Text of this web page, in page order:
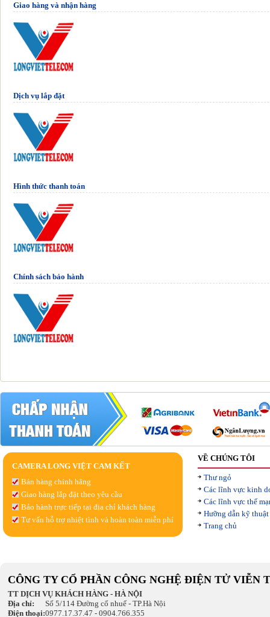
Giao hàng và nhận hàng
Dịch vụ lắp đặt
Hình thức thanh toán
Chính sách bảo hành
CAMERA LONG VIỆT CAM KẾT
Bán hàng chính hãng
Giao hàng lắp đặt theo yêu cầu
Bảo hành trực tiếp tại địa chỉ khách hàng
Tư vấn hỗ trợ nhiệt tình và hoàn toàn miễn phí
VỀ CHÚNG TÔI
Thư ngỏ
Các lĩnh vực kinh
Các lĩnh vực thế
Hưỡng dẫn kỹ thuật
Trang chủ
CÔNG TY CỔ PHẦN CÔNG NGHỆ ĐIỆN TỬ VIỄN
TT DỊCH VỤ KHÁCH HÀNG - HÀ NỘI
Địa chỉ:
Số 5/114 Đường cổ nhuế - TP.Hà Nội
Điện thoại:0977.17.37.47 - 0904.766.355